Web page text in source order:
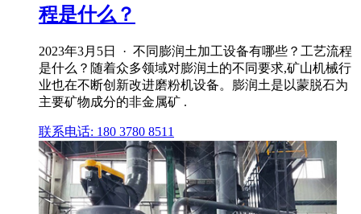
程是什么？
2023年3月5日 · 不同膨润土加工设备有哪些？工艺流程
是什么？随着众多领域对膨润土的不同要求,矿山机械行
业也在不断创新改进磨粉机设备。膨润土是以蒙脱石为
主要矿物成分的非金属矿 .
联系电话: 180 3780 8511